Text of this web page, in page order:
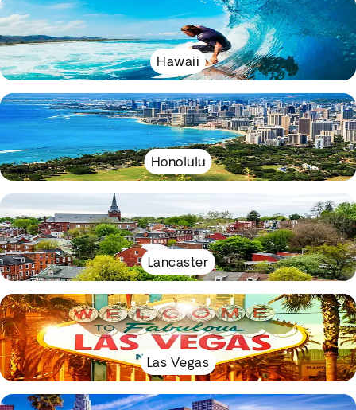
Hawaii
Honolulu
Lancaster
Las Vegas